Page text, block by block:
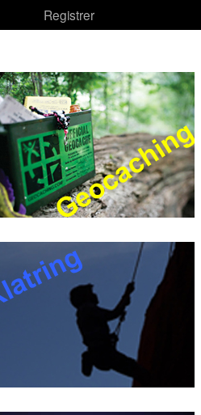
Registrer